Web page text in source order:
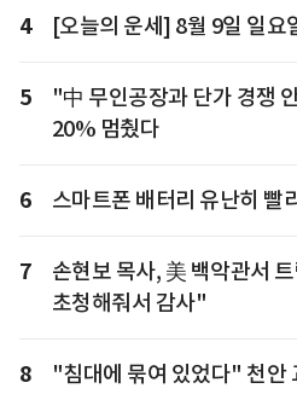
4 [오늘의 운세] 8월 9일 일요
5
"中 무인공장과 단가 경쟁
20% 멈췄다
6 스마트폰 배터리 유난히 빨
7
손현보 목사, 美 백악관서
초청해줘서 감사"
8 "침대에 묶여 있었다" 천안